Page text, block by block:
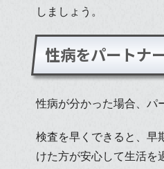
しましょう。
性病をパートナ
性病が分かった場合、パ
検査を早くできると、
けた方が安心して生活を